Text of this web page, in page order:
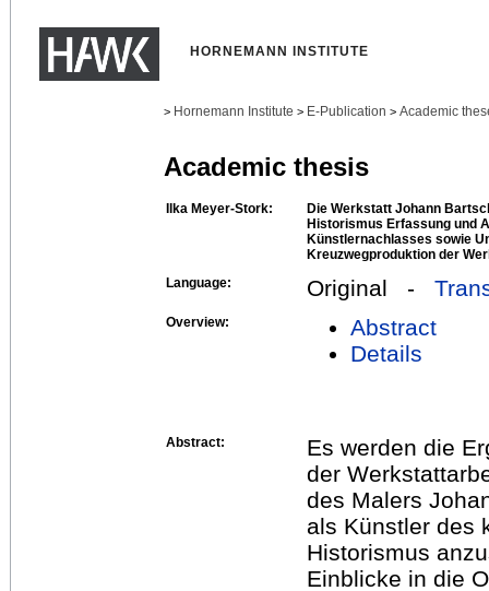
HORNEMANN INSTITUTE
> Hornemann Institute > E-Publication > Academic
Academic thesis
Ilka Meyer-Stork:
Die Werkstatt Johann
Historismus Erfassung und
Künstlernachlasses sowie
Kreuzwegproduktion der
Language:
Original -
Overview:
Abstract
Details
Abstract:
Es werden die
der
des Malers
als Künstler des
Historismus
Einblicke in die